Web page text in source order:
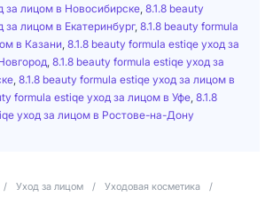
за лицом в Новосибирске 8.1.8 beauty
за лицом в Екатеринбург, 8.1.8 beauty formula
в Казани 8.1.8 beauty formula estiqe уход за
8.1.8 beauty formula estiqe уход за
8.1.8 beauty formula estiqe уход за лицом в
formula estiqe уход за лицом в Уфе 8.1.8
уход за лицом в Ростове-на-Дону
/ Уход за лицом / Уходовая косметика
/